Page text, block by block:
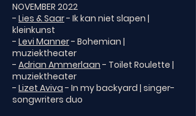
NOVEMBER 2022
- Lies & Saar- Ik kan niet slapen |
kleinkunst
- Levi Manner- Bohemian |
muziektheater
- Adrian Ammerlaan - Toilet Roulette |
muziektheater
- Lizet Aviva - In my backyard | singer-
songwriters duo